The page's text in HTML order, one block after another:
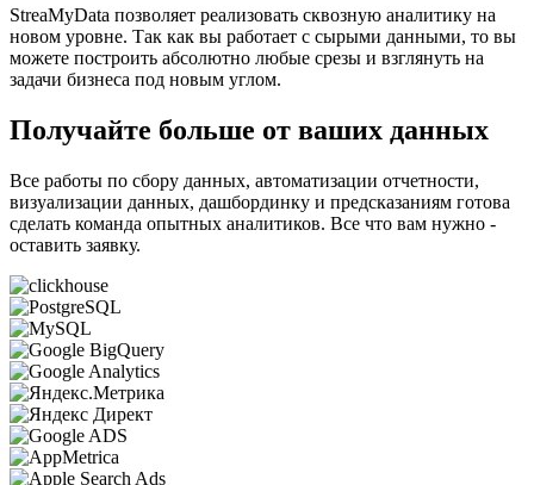
StreaMyData позволяет реализовать сквозную аналитику на
новом уровне. Так как вы работает с сырыми данными, то вы
можете построить абсолютно любые срезы и взглянуть на
задачи бизнеса под новым углом.
Получайте больше от ваших данных
Все работы по сбору данных, автоматизации отчетности,
визуализации данных, дашбординку и предсказаниям готова
сделать команда опытных аналитиков. Все что вам нужно -
оставить заявку.